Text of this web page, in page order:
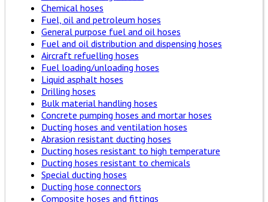
Chemical hoses
Fuel, oil and petroleum hoses
General purpose fuel and oil hoses
Fuel and oil distribution and dispensing hoses
Aircraft refuelling hoses
Fuel loading/unloading hoses
Liquid asphalt hoses
Drilling hoses
Bulk material handling hoses
Concrete pumping hoses and mortar hoses
Ducting hoses and ventilation hoses
Abrasion resistant ducting hoses
Ducting hoses resistant to high temperature
Ducting hoses resistant to chemicals
Special ducting hoses
Ducting hose connectors
Composite hoses and fittings